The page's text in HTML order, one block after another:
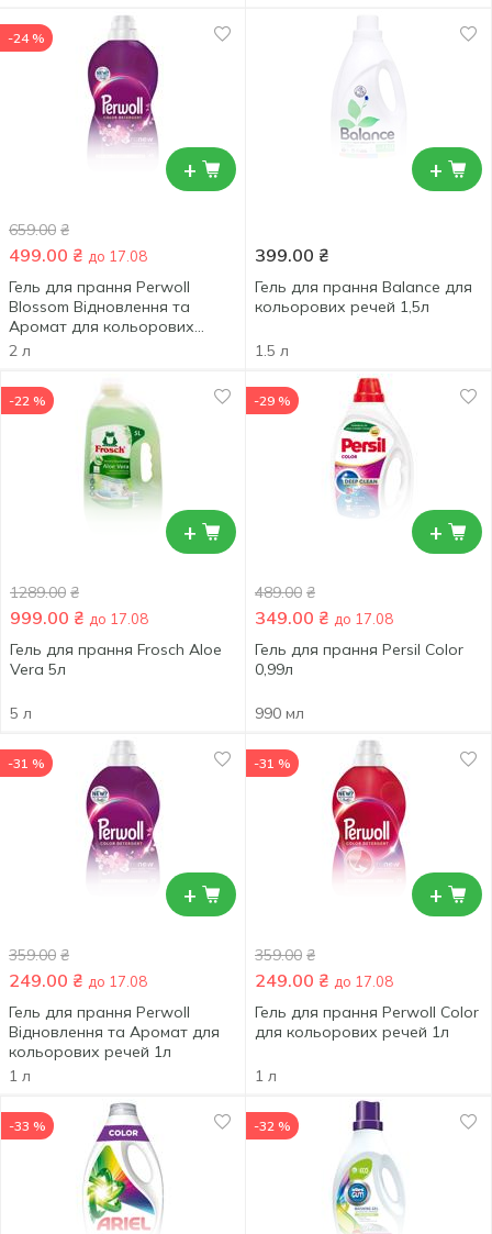
+
-24 %
659.00 ₴
499.00 ₴ до 17.08
Гель для прання Perwoll
Blossom Відновлення та
Аромат для кольорових
речей 2л
2 л
+
399.00 ₴
Гель для прання Balance для
кольорових речей 1,5л
1.5 л
+
-22 %
1289.00 ₴
999.00 ₴ до 17.08
Гель для прання Frosch Aloe
Vera 5л
5 л
+
-29 %
489.00 ₴
349.00 ₴ до 17.08
Гель для прання Persil Color
0,99л
990 мл
+
-31 %
359.00 ₴
249.00 ₴ до 17.08
Гель для прання Perwoll
Відновлення та Аромат для
кольорових речей 1л
1 л
+
-31 %
359.00 ₴
249.00 ₴ до 17.08
Гель для прання Perwoll Color
для кольорових речей 1л
1 л
-33 % -32 %